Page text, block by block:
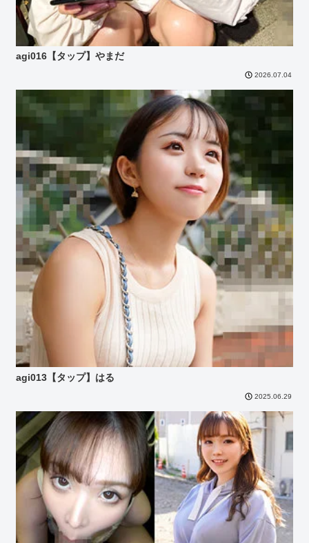
agi016【タップ】やまだ
2026.07.04
agi013【タップ】はる
2025.06.29